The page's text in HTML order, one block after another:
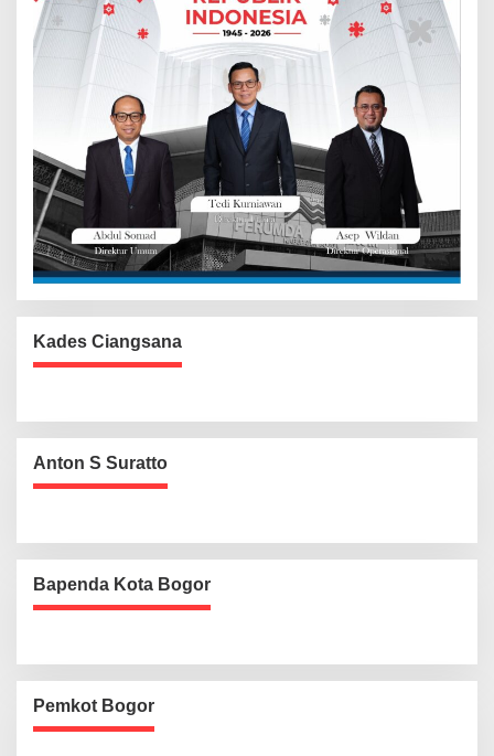
Kades Ciangsana
Anton S Suratto
Bapenda Kota Bogor
Pemkot Bogor